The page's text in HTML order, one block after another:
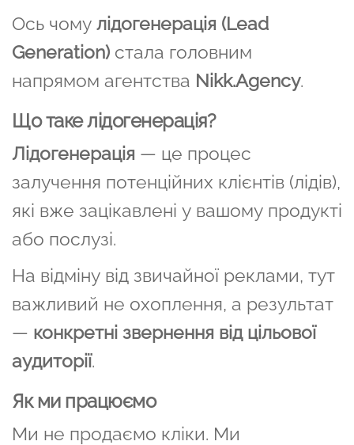
Ось чому лідогенерація (Lead
Generation) стала головним
напрямом агентства Nikk.Agency.
Що таке лідогенерація?
Лідогенерація — це процес
залучення потенційних клієнтів (лідів),
які вже зацікавлені у вашому продукті
або послузі.
На відміну від звичайної реклами, тут
важливий не охоплення, а результат
— конкретні звернення від цільової
аудиторії.
Як ми працюємо
Ми не продаємо кліки. Ми